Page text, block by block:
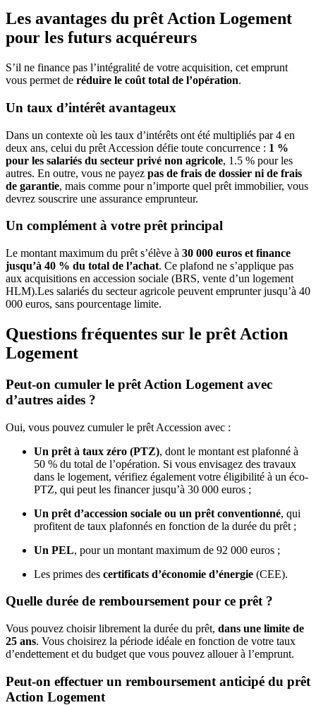
Les avantages du prêt Action Logement
pour les futurs acquéreurs
S’il ne finance pas l’intégralité de votre acquisition, cet emprunt
vous permet de réduire le coût total de l’opération.
Un taux d’intérêt avantageux
Dans un contexte où les taux d’intérêts ont été multipliés par 4 en
deux ans, celui du prêt Accession défie toute concurrence : 1 %
pour les salariés du secteur privé non agricole, 1.5 % pour les
autres. En outre, vous ne payez pas de frais de dossier ni de frais
de garantie, mais comme pour n’importe quel prêt immobilier, vous
devrez souscrire une assurance emprunteur.
Un complément à votre prêt principal
Le montant maximum du prêt s’élève à 30 000 euros et finance
jusqu’à 40 % du total de l’achat. Ce plafond ne s’applique pas
aux acquisitions en accession sociale (BRS, vente d’un logement
HLM).Les salariés du secteur agricole peuvent emprunter jusqu’à 40
000 euros, sans pourcentage limite.
Questions fréquentes sur le prêt Action
Logement
Peut-on cumuler le prêt Action Logement avec
d’autres aides ?
Oui, vous pouvez cumuler le prêt Accession avec :
Un prêt à taux zéro (PTZ), dont le montant est plafonné à
50 % du total de l’opération. Si vous envisagez des travaux
dans le logement, vérifiez également votre éligibilité à un éco-
PTZ, qui peut les financer jusqu’à 30 000 euros ;
Un prêt d’accession sociale ou un prêt conventionné, qui
profitent de taux plafonnés en fonction de la durée du prêt ;
Un PEL, pour un montant maximum de 92 000 euros ;
Les primes des certificats d’économie d’énergie (CEE).
Quelle durée de remboursement pour ce prêt ?
Vous pouvez choisir librement la durée du prêt, dans une limite de
25 ans. Vous choisirez la période idéale en fonction de votre taux
d’endettement et du budget que vous pouvez allouer à l’emprunt.
Peut-on effectuer un remboursement anticipé du prêt
Action Logement